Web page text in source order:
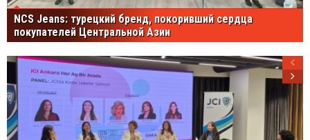
NCS Jeans: турецкий бренд, покоривший сердца
покупателей Центральной Азии